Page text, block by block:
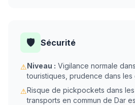
🛡️ Sécurité
⚠Niveau : Vigilance normale
touristiques, prudence dans les
⚠Risque de pickpockets dans
transports en commun de Dar